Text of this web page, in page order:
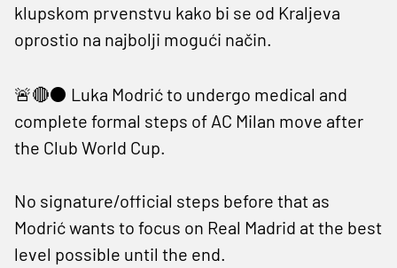
klupskom prvenstvu kako bi se od Kraljeva
oprostio na najbolji mogući način.
🚨🔴⚫️ Luka Modrić to undergo medical and
complete formal steps of AC Milan move after
the Club World Cup.
No signature/official steps before that as
Modrić wants to focus on Real Madrid at the best
level possible until the end.